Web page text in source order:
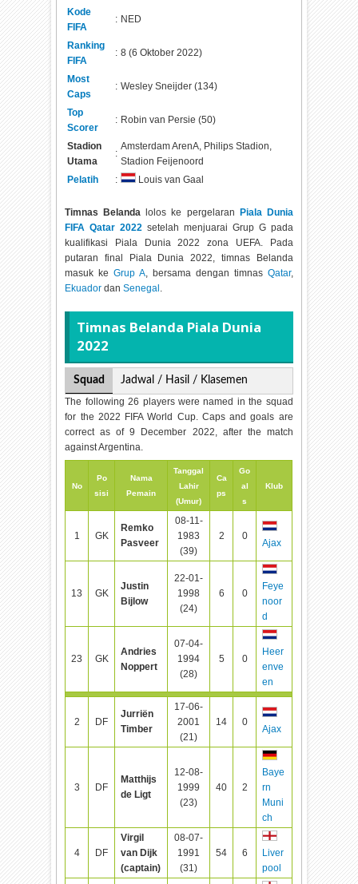
Kode
FIFA
: NED
Ranking
FIFA
: 8 (6 Oktober 2022)
Most
Caps
: Wesley Sneijder (134)
Top
Scorer
: Robin van Persie (50)
Stadion
Utama
:
Amsterdam ArenA, Philips Stadion,
Stadion Feijenoord
Pelatih
: Louis van Gaal
Timnas Belanda lolos ke pergelaran
Piala Dunia
FIFA Qatar 2022 setelah menjuarai Grup G pada
kualifikasi Piala Dunia 2022 zona UEFA. Pada
putaran final Piala Dunia 2022, timnas Belanda
masuk keGrup A, bersama dengan timnas Qatar,
Ekuador danSenegal .
Timnas Belanda Piala Dunia
2022
Squad
Jadwal / Hasil / Klasemen
The following 26 players were named in the squad
for the 2022 FIFA World Cup. Caps and goals are
correct as of 9 December 2022, after the match
against Argentina.
No
Po
sisi
Nama
Pemain
Tanggal
Lahir
(Umur)
Ca
ps
Go
al
s
Klub
1 GK
Remko
Pasveer
08-11-
1983
(39)
2 0
Ajax
13 GK
Justin
Bijlow
22-01-
1998
(24)
6 0
Feye
noor
d
23 GK
Andries
Noppert
07-04-
1994
(28)
5 0
Heer
enve
en
2 DF
Jurriën
Timber
17-06-
2001
(21)
14 0
Ajax
3 DF
Matthijs
de Ligt
12-08-
1999
(23)
40 2
Baye
rn
Muni
ch
4 DF
Virgil
van Dijk
(captain)
08-07-
1991
(31)
54 6
Liver
pool